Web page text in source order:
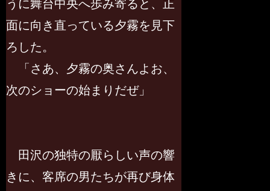
うに舞台中央へ歩み寄ると、正
面に向き直っている夕霧を見下
ろした。
「さあ、夕霧の奥さんよお、
次のショーの始まりだぜ」
田沢の独特の厭らしい声の響
きに、客席の男たちが再び身体